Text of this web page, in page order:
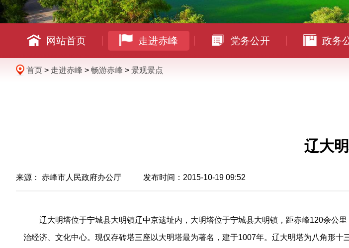
网站首页 走进赤峰 党务公开 政务
首页 > 走进赤峰 > 畅游赤峰 > 景观景点
辽大
来源： 赤峰市人民政府办公厅 发布时间：2015-10-19 09:52
辽大明塔位于宁城县大明镇辽中京遗址内，大明塔位于宁城县大明镇，距赤峰120余公
治经济、文化中心。现仅存砖塔三座以大明塔最为著名，建于1007年。辽大明塔为八角形